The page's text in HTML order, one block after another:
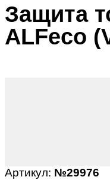
Защита
ALFeco
Артикул: №29976